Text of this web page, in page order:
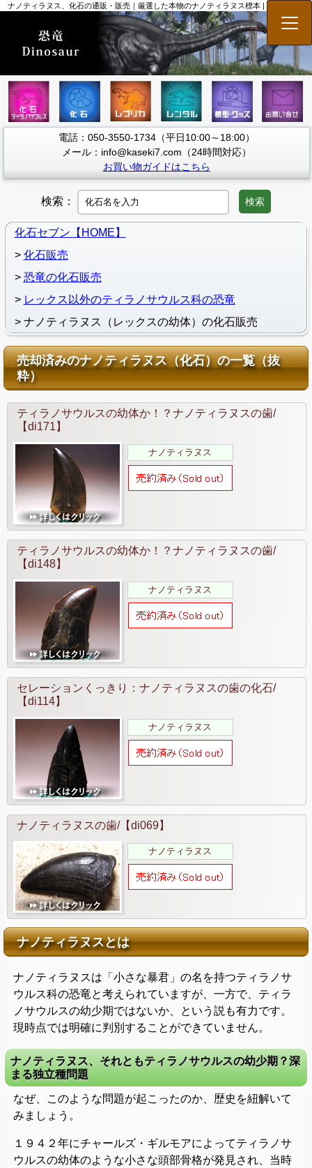
ナノティラヌス、化石の通販・販売｜厳選した本物のナノティラヌス標本 | 化石セブン
メ
電話：050-3550-1734（平日10:00～18:00）
メール：info@kaseki7.com（24時間対応）
お買い物ガイドはこちら
検索： 検索
化石セブン【HOME】
化石販売
恐竜の化石販売
レックス以外のティラノサウルス科の恐竜
ナノティラヌス（レックスの幼体）の化石販売
売却済みのナノティラヌス（化石）の一覧（抜
粋）
ティラノサウルスの幼体か！？ナノティラヌスの歯/
【di171】
ナノティラヌス
ティラノサウルスの幼体か！？ナノティラヌスの歯/
【di148】
ナノティラヌス
セレーションくっきり：ナノティラヌスの歯の化石/
【di114】
ナノティラヌス
ナノティラヌスの歯/【di069】
ナノティラヌス
ナノティラヌスとは
ナノティラヌスは「小さな暴君」の名を持つティラノサ
ウルス科の恐竜と考えられていますが、一方で、ティラ
ノサウルスの幼少期ではないか、という説も有力です。
現時点では明確に判別することができていません。
ナノティラヌス、それともティラノサウルスの幼少期？深
まる独立種問題
なぜ、このような問題が起こったのか、歴史を紐解いて
みましょう。
１９４２年にチャールズ・ギルモアによってティラノサ
ウルスの幼体のような小さな頭部骨格が発見され、当時